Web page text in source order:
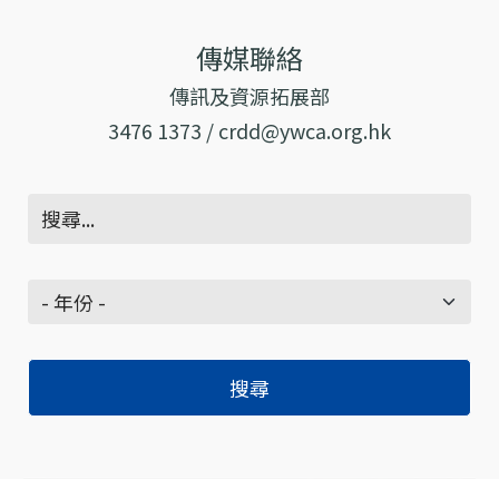
傳媒聯絡
傳訊及資源拓展部
3476 1373 / crdd@ywca.org.hk